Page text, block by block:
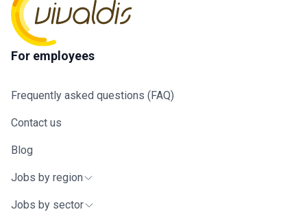
For employees
Frequently asked questions (FAQ)
Contact us
Blog
Jobs by region
Jobs by sector